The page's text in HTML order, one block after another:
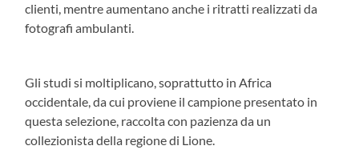
clienti, mentre aumentano anche i ritratti realizzati da
fotografi ambulanti.
Gli studi si moltiplicano, soprattutto in Africa
occidentale, da cui proviene il campione presentato in
questa selezione, raccolta con pazienza da un
collezionista della regione di Lione.